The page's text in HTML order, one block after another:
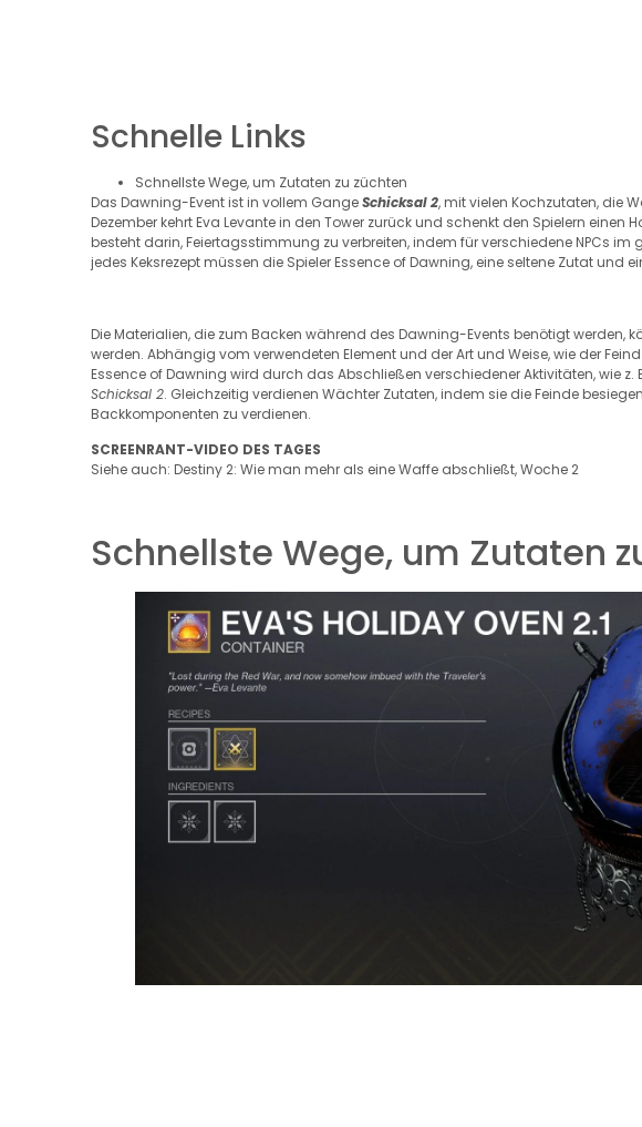
Schnelle Links
Schnellste Wege, um Zutaten zu züchten
Das Dawning-Event ist in vollem GangeSchicksal 2, mit vielen Kochzutaten, die
Dezember kehrt Eva Levante in den Tower zurück und schenkt den Spielern einen
besteht darin, Feiertagsstimmung zu verbreiten, indem für verschiedene NPCs im
jedes Keksrezept müssen die Spieler Essence of Dawning, eine seltene Zutat und
Die Materialien, die zum Backen während des Dawning-Events benötigt werden,
werden. Abhängig vom verwendeten Element und der Art und Weise, wie der
Essence of Dawning wird durch das Abschließen verschiedener Aktivitäten, wie
Schicksal 2. Gleichzeitig verdienen Wächter Zutaten, indem sie die Feinde
Backkomponenten zu verdienen.
SCREENRANT-VIDEO DES TAGES
Siehe auch: Destiny 2: Wie man mehr als eine Waffe abschließt, Woche 2
Schnellste Wege, um Zutaten